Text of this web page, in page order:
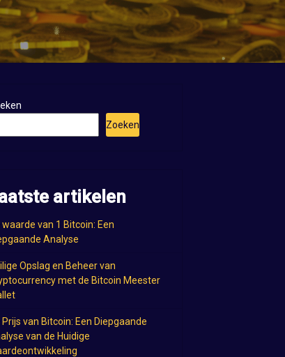
Zoeken
artikelen
waarde van 1 Bitcoin: Een
Analyse
Opslag en Beheer van
met de Bitcoin Meester
Prijs van Bitcoin: Een Diepgaande
van de Huidige